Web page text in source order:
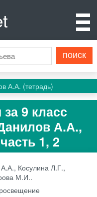
А.А. (тетрадь)
9 класс
А.А.,
1, 2
Косулина Л.Г.,
М.И..